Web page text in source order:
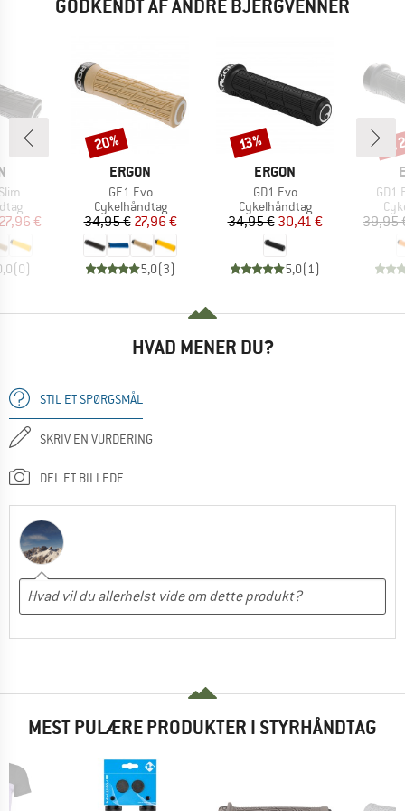
GODKENDT AF ANDRE BJERGVENNER
pris
€
(0)
MÆRKE
ERGON
Artikel
GE1 Evo
Produktgruppe
Cykelhåndtag
Pris
34,95 €Nedsat pris
27,96 €
5,0(3)
Rabat
20%
MÆRKE
ERGON
Artikel
GD1 Evo
Produktgruppe
Cykelhåndtag
Pris
34,95 €Nedsat pris
30,41 €
5,0(1)
Rabat
13%
GD1
39,95
HVAD MENER DU?
STIL ET SPØRGSMÅL
SKRIV EN VURDERING
DEL ET BILLEDE
MEST PULÆRE PRODUKTER I STYRHÅNDTAG